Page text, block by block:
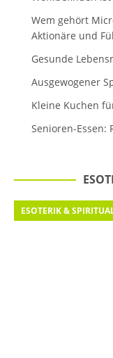
Wem gehört
Aktionäre und
Gesunde
Ausgewogener
Kleine Kuchen
Senioren-Essen:
ESOTERIK &